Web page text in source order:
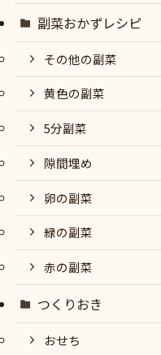
副菜おかずレシピ
その他の副菜
黄色の副菜
5分副菜
隙間埋め
卵の副菜
緑の副菜
赤の副菜
つくりおき
おせち